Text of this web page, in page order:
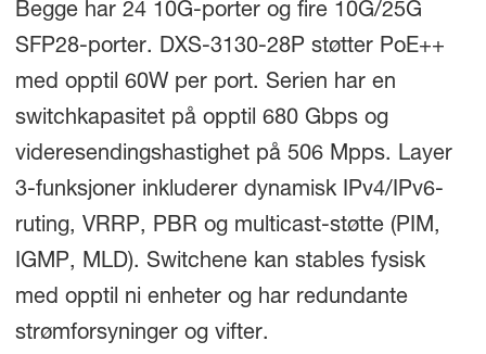
Begge har 24 10G-porter og fire 10G/25G
SFP28-porter. DXS-3130-28P støtter PoE++
med opptil 60W per port. Serien har en
switchkapasitet på opptil 680 Gbps og
videresendingshastighet på 506 Mpps. Layer
3-funksjoner inkluderer dynamisk IPv4/IPv6-
ruting, VRRP, PBR og multicast-støtte (PIM,
IGMP, MLD). Switchene kan stables fysisk
med opptil ni enheter og har redundante
strømforsyninger og vifter.